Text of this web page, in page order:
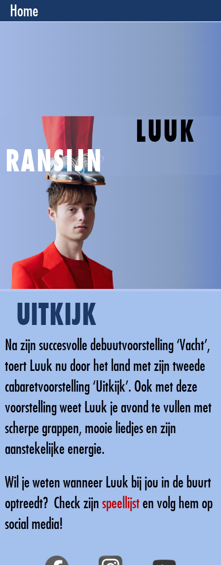
LUUK
RANSIJN
UITKIJK
Na zijn succesvolle debuutvoorstelling ‘Vacht’,
toert Luuk nu door het land met zijn tweede
cabaretvoorstelling ‘Uitkijk’. Ook met deze
voorstelling weet Luuk je avond te vullen met
scherpe grappen, mooie liedjes en zijn
aanstekelijke energie.
Wil je weten wanneer Luuk bij jou in de buurt
optreedt? Check zijnspeellijsten volg hem op
social media!
Home